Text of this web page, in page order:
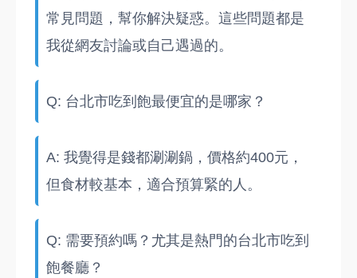
常見問題，幫你解決疑惑。這些問題都是
我從網友討論或自己遇過的。
Q: 台北市吃到飽最便宜的是哪家？
A: 我覺得是錢都涮涮鍋，價格約400元，
但食材較基本，適合預算緊的人。
Q: 需要預約嗎？尤其是熱門的台北市吃到
飽餐廳？